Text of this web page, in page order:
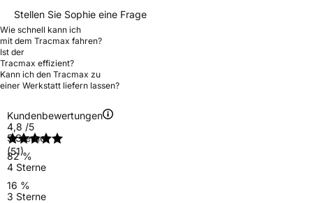
Stellen Sie Sophie eine Frage
Wie schnell kann ich
mit dem Tracmax fahren?
Ist der
Tracmax effizient?
Kann ich den Tracmax zu
einer Werkstatt liefern lassen?
Kundenbewertungen
4,8 /5
(51)
5 Sterne
82 %
4 Sterne
16 %
3 Sterne